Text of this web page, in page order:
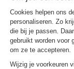
Kies jouw